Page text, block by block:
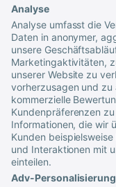
Analyse
Analyse umfasst die
Daten in anonymer,
unsere
Marketingaktivitäten,
unserer Website zu
vorherzusagen und
kommerzielle
Kundenpräferenzen
Informationen, die wir
Kunden
und Interaktionen mit
einteilen.
Adv-Personalisierung